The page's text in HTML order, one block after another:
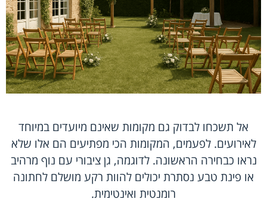
אל תשכחו לבדוק גם מקומות שאינם מיועדים במיוחד
לאירועים. לפעמים, המקומות הכי מפתיעים הם אלו שלא
נראו כבחירה הראשונה. לדוגמה, גן ציבורי עם נוף מרהיב
או פינת טבע נסתרת יכולים להוות רקע מושלם לחתונה
רומנטית ואינטימית.